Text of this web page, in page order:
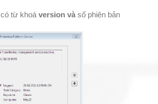
từ khoá version và số phiên bản